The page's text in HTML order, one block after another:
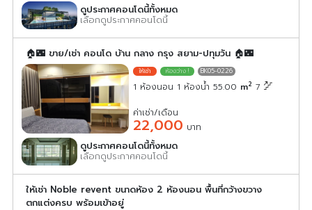
ดูประกาศคอนโดนี้ทั้งหมด
เลือกดูประกาศคอนโดนี้
🏠🌃 ขาย/เช่า คอนโด บ้าน กลาง กรุง สยาม-ปทุมวัน 🏠🌃
BK05-0226
1 ห้องนอน 1 ห้องน้ำ 55.00 m2 7
ค่าเช่า/เดือน
22,000 บาท
ดูประกาศคอนโดนี้ทั้งหมด
เลือกดูประกาศคอนโดนี้
ให้เช่า Noble revent ขนาดห้อง 2 ห้องนอน พื้นที่กว้างขวาง
ตกแต่งครบ พร้อมเข้าอยู่